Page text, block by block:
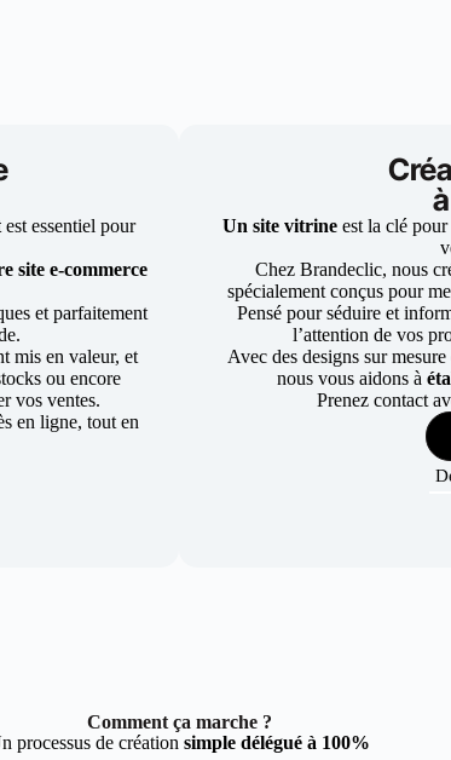
est essentiel pour
site e-commerce
et parfaitement
mis en valeur, et
ou encore
vos ventes.
en ligne, tout en
Un site vitrine est la clé
Chez Brandeclic, nous
spécialement conçus pour
Pensé pour séduire et
l’attention de vos
Avec des designs sur
nous vous aidons à
Prenez contact
Comment ça marche ?
processus de création simple délégué à 100%